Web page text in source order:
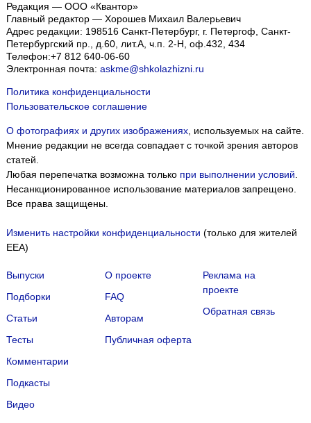
Редакция — ООО «Квантор»
Главный редактор — Хорошев Михаил Валерьевич
Адрес редакции: 198516 Санкт-Петербург, г. Петергоф, Санкт-
Петербургский пр., д.60, лит.А, ч.п. 2-Н, оф.432, 434
Телефон:+7 812 640-06-60
Электронная почта: askme@shkolazhizni.ru
Политика конфиденциальности
Пользовательское соглашение
О фотографиях и других изображениях, используемых на сайте.
Мнение редакции не всегда совпадает с точкой зрения авторов
статей.
Любая перепечатка возможна только при выполнении условий.
Несанкционированное использование материалов запрещено.
Все права защищены.
Изменить настройки конфиденциальности (только для жителей
EEA)
Выпуски
Подборки
Статьи
Тесты
Комментарии
Подкасты
Видео
О проекте
FAQ
Авторам
Публичная оферта
Реклама на
проекте
Обратная связь